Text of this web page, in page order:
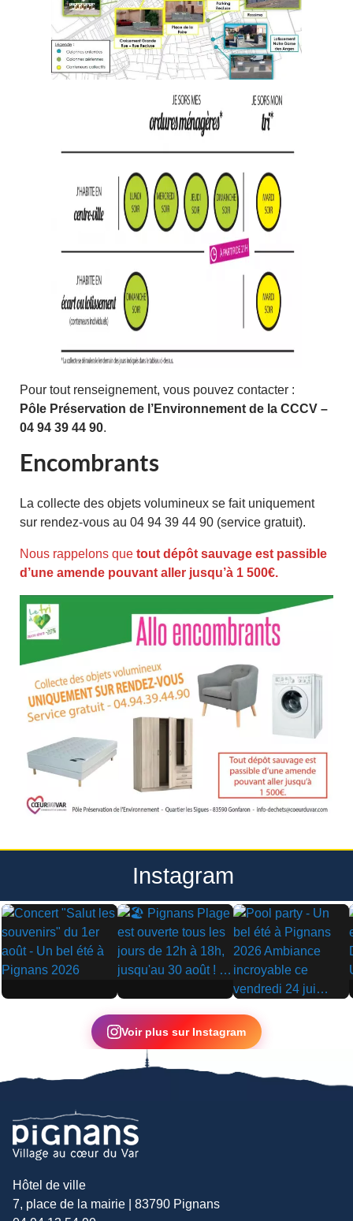
Pour tout renseignement, vous pouvez contacter :
Pôle Préservation de l’Environnement de la CCCV –
04 94 39 44 90.
Encombrants
La collecte des objets volumineux se fait uniquement
sur rendez-vous au 04 94 39 44 90 (service gratuit).
Nous rappelons que tout dépôt sauvage est passible
d’une amende pouvant aller jusqu’à 1 500€.
Instagram
▶ ▶
▶
Voir plus sur Instagram
Hôtel de ville
7, place de la mairie | 83790 Pignans